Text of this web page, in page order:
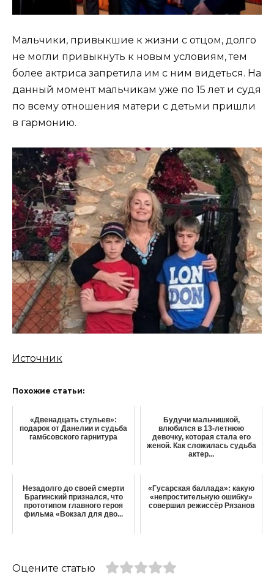
Мальчики, привыкшие к жизни с отцом, долго
не могли привыкнуть к новым условиям, тем
более актриса запретила им с ним видеться. На
данный момент мальчикам уже по 15 лет и судя
по всему отношения матери с детьми пришли
в гармонию.
Источник
Похожие статьи:
«Двенадцать стульев»:
подарок от Данелии и судьба
гамбсовского гарнитура
Будучи мальчишкой,
влюбился в 13-летнюю
девочку, которая стала его
женой. Как сложилась судьба
актер...
Незадолго до своей смерти
Брагинский признался, что
прототипом главного героя
фильма «Вокзал для дво...
«Гусарская баллада»: какую
«непростительную ошибку»
совершил режиссёр Рязанов
Оцените статью